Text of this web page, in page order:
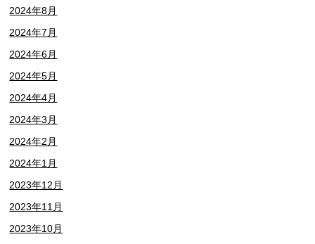
2024年8月
2024年7月
2024年6月
2024年5月
2024年4月
2024年3月
2024年2月
2024年1月
2023年12月
2023年11月
2023年10月